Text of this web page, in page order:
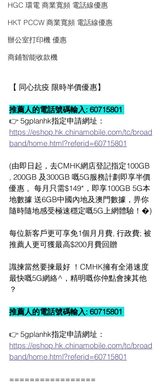
HGC 環電 商業寬頻 電話線優惠
HKT PCCW 商業寬頻 電話線優惠
辦公室打印機 優惠
商鋪智能收款機
【 同心抗疫 限時半價優惠】
推薦人的電話號碼輸入: 60715801
👉 5gplanhk指定申請網址：
https://eshop.hk.chinamobile.com/tc/broad
band/home.html?referid=60715801
(由即日起，去CMHK網店登記指定100GB
, 200GB 及300GB 嘅5G服務計劃即享半價
優惠 。每月只需$149*，即享100GB 5G本
地數據 送6GB中國內地及澳門數據，畀你
隨時隨地感受極速穩定嘅5G上網體驗！�)
每位新客戶更可享免1個月月費, 行政費; 被
推薦人更可獲最高$200月費回贈
識揀當然要揀最好 ！CMHK擁有全港速度
最快嘅5G網絡^，精明嘅你仲點會揀其他
？
推薦人的電話號碼輸入: 60715801
👉 5gplanhk指定申請網址：
https://eshop.hk.chinamobile.com/tc/broad
band/home.html?referid=60715801
=================